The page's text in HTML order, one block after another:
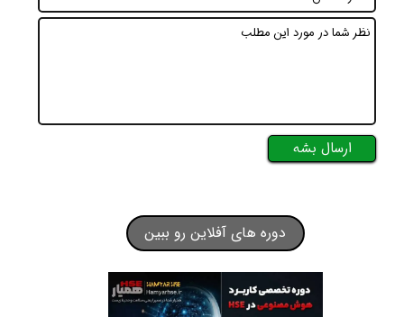
ارسال بشه
دوره های آفلاین رو ببین